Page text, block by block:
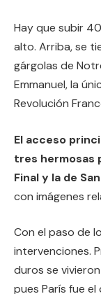
Hay que subir
alto. Arriba, se
gárgolas de
Emmanuel, la
Revolución
El acceso
tres hermosas
Final y la de
con imágenes
Con el paso de
intervenciones.
duros se
pues París fue